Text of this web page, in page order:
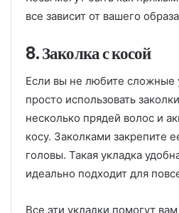
все зависит от вашего
8. Заколка с косой
Если вы не любите сложные
просто использовать
несколько прядей волос и
косу. Заколками закрепите
головы. Такая укладка
идеально подходит для
Все эти укладки помогут